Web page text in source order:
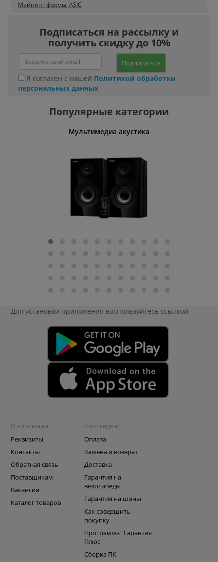
Майнинг фермы, ASIC
Подписаться на рассылку и
получить скидку до 10%
Подписаться
Я согласен с нашей Политикой обработки
персональных данных
Популярные категории
Мультимедиа акустика
Для установки приложения воспользуйтесь ссылкой
О компании
Реквизиты
Контакты
Обратная связь
Поставщикам
Вакансии
Каталог товаров
Наш сервис
Оплата
Замена и возврат
Доставка
Гарантия на
велосипеды
Гарантия на шины
Как совершить
покупку
Программа "Гарантия
Плюс"
Сборка ПК